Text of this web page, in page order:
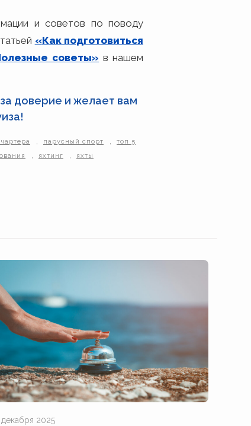
и советов по поводу
«Как подготовиться
советы» в нашем
доверие и желает вам
парусный спорт
топ 5
яхтинг яхты
2025